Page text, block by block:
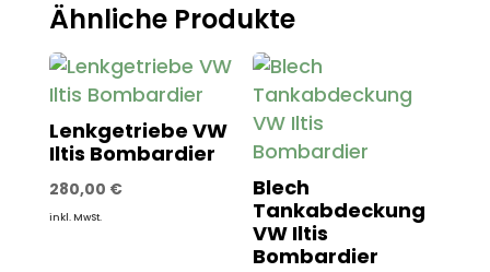
Ähnliche Produkte
Lenkgetriebe VW
Iltis Bombardier
280,00 €
inkl. MwSt.
Blech
Tankabdeckung
VW Iltis
Bombardier